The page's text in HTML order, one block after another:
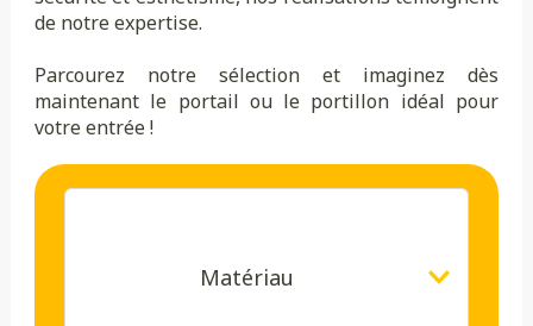
de notre expertise.
Parcourez notre sélection et imaginez dès
maintenant le portail ou le portillon idéal pour
votre entrée !
Matériau